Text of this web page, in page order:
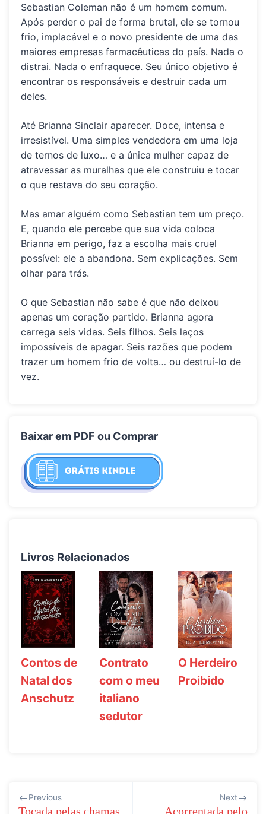
Sebastian Coleman não é um homem comum.
Após perder o pai de forma brutal, ele se tornou
frio, implacável e o novo presidente de uma das
maiores empresas farmacêuticas do país. Nada o
distrai. Nada o enfraquece. Seu único objetivo é
encontrar os responsáveis e destruir cada um
deles.
Até Brianna Sinclair aparecer. Doce, intensa e
irresistível. Uma simples vendedora em uma loja
de ternos de luxo… e a única mulher capaz de
atravessar as muralhas que ele construiu e tocar
o que restava do seu coração.
Mas amar alguém como Sebastian tem um preço.
E, quando ele percebe que sua vida coloca
Brianna em perigo, faz a escolha mais cruel
possível: ele a abandona. Sem explicações. Sem
olhar para trás.
O que Sebastian não sabe é que não deixou
apenas um coração partido. Brianna agora
carrega seis vidas. Seis filhos. Seis laços
impossíveis de apagar. Seis razões que podem
trazer um homem frio de volta… ou destruí-lo de
vez.
Baixar em PDF ou Comprar
Livros Relacionados
Contos de
Natal dos
Anschutz
Contrato
com o meu
italiano
sedutor
O Herdeiro
Proibido
de
Previous
Tocada pelas chamas
Next
Acorrentada pelo